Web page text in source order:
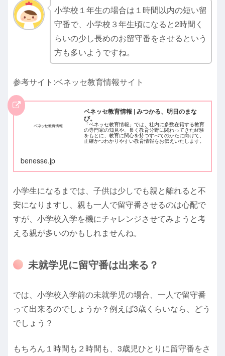
小学校１年生の場合は１時間以内の短い留
守番で、小学校３年生頃になると2時間く
らいの少し長めのお留守番をさせるという
方も多いようですね。
参考サイト:ベネッセ教育情報サイト
ベネッセ教育情報 | みつかる、明日のまな
び。
「ベネッセ教育情報」では、社内に多数在籍する教育
の専門家の知見や、長く教育分野に関わってきた経験
をもとに、教育に関心を持つすべてのかたに向けて、
正確かつわかりやすい教育情報をお伝えいたします。
benesse.jp
小学生になるまでは、子供は少しでも親と離れると不
安になりますし、親も一人で留守番させるのは心配で
すが、小学校入学を機にチャレンジさせてみようと考
える親が多いのかもしれませんね。
未就学児に留守番は出来る？
では、小学校入学前の未就学児の場合、一人で留守番
って出来るのでしょうか？例えば3歳くらいなら、どう
でしょう？
もちろん１時間も２時間も、3歳児ひとりに留守番をさ